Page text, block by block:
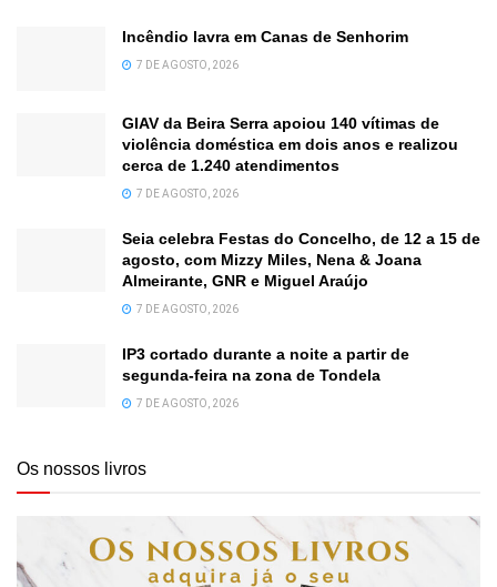
Incêndio lavra em Canas de Senhorim
7 DE AGOSTO, 2026
GIAV da Beira Serra apoiou 140 vítimas de
violência doméstica em dois anos e realizou
cerca de 1.240 atendimentos
7 DE AGOSTO, 2026
Seia celebra Festas do Concelho, de 12 a 15 de
agosto, com Mizzy Miles, Nena & Joana
Almeirante, GNR e Miguel Araújo
7 DE AGOSTO, 2026
IP3 cortado durante a noite a partir de
segunda-feira na zona de Tondela
7 DE AGOSTO, 2026
Os nossos livros